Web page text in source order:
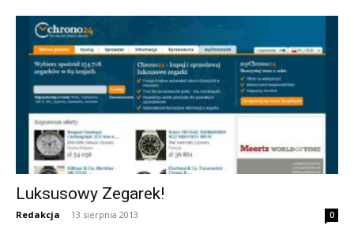
Luksusowy Zegarek!
Redakcja - 13 sierpnia 2013 0